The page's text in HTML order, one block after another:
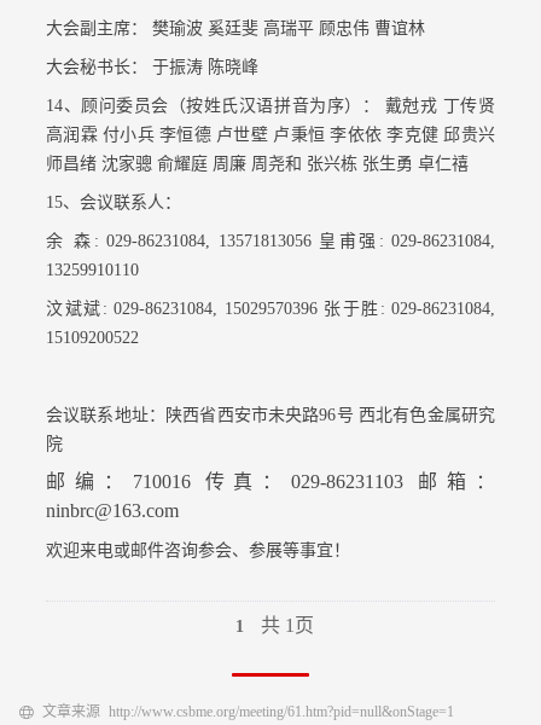
大会副主席： 樊瑜波 奚廷斐 高瑞平 顾忠伟 曹谊林
大会秘书长： 于振涛 陈晓峰
14、顾问委员会（按姓氏汉语拼音为序）： 戴尅戎 丁传贤
高润霖 付小兵 李恒德 卢世壁 卢秉恒 李依依 李克健 邱贵兴
师昌绪 沈家骢 俞耀庭 周廉 周尧和 张兴栋 张生勇 卓仁禧
15、会议联系人：
余 森: 029-86231084, 13571813056 皇甫强: 029-86231084,
13259910110
汶斌斌: 029-86231084, 15029570396 张于胜: 029-86231084,
15109200522
会议联系地址：陕西省西安市未央路96号 西北有色金属研究
院
邮编：710016 传真：029-86231103 邮箱：
ninbrc@163.com
欢迎来电或邮件咨询参会、参展等事宜！
1 共 1页
文章来源 http://www.csbme.org/meeting/61.htm?pid=null&onStage=1